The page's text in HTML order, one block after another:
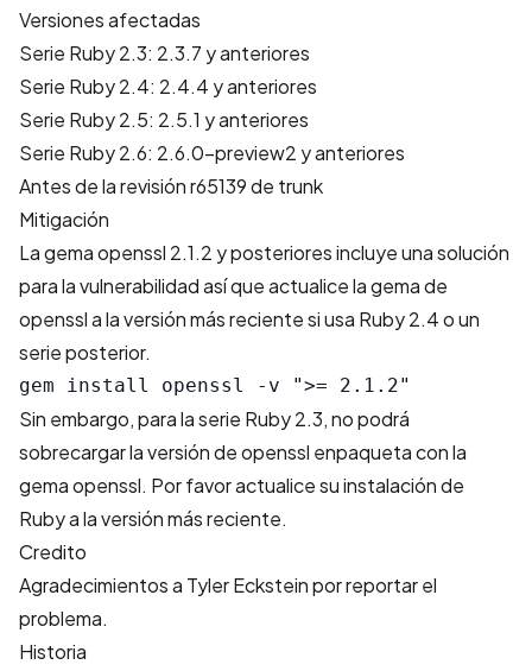
Versiones afectadas
Serie Ruby 2.3: 2.3.7 y anteriores
Serie Ruby 2.4: 2.4.4 y anteriores
Serie Ruby 2.5: 2.5.1 y anteriores
Serie Ruby 2.6: 2.6.0-preview2 y anteriores
Antes de la revisión r65139 de trunk
Mitigación
La gema openssl 2.1.2 y posteriores incluye una solución
para la vulnerabilidad así que actualice la gema de
openssl a la versión más reciente si usa Ruby 2.4 o un
serie posterior.
Sin embargo, para la serie Ruby 2.3, no podrá
sobrecargar la versión de openssl enpaqueta con la
gema openssl. Por favor actualice su instalación de
Ruby a la versión más reciente.
Credito
Agradecimientos a Tyler Ecksteinpor reportar el
problema.
Historia